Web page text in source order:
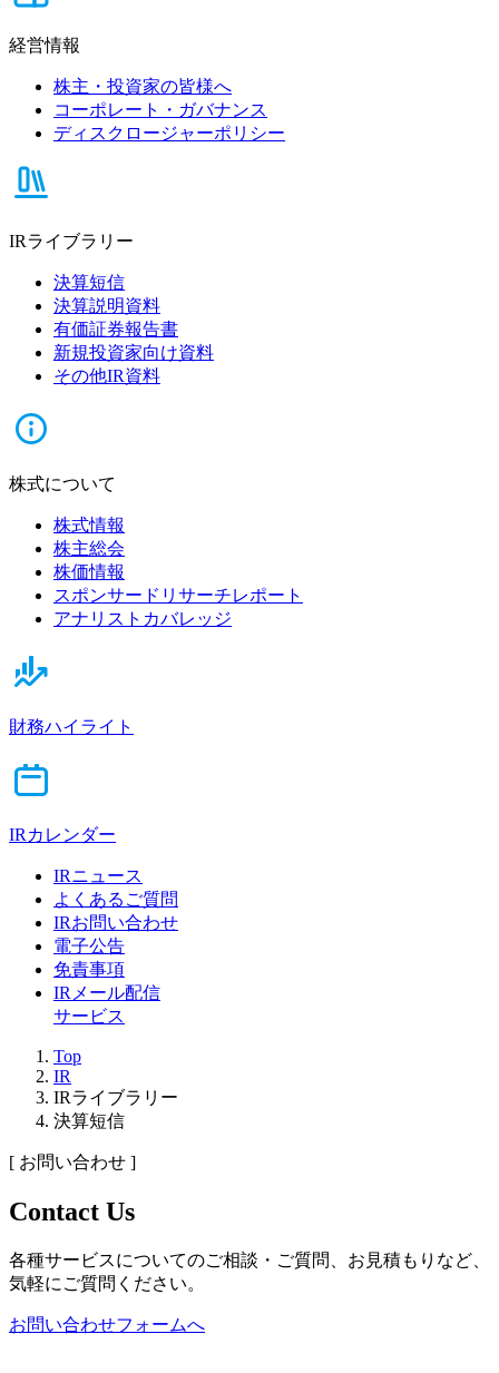
経営情報
株主・投資家の皆様へ
コーポレート・ガバナンス
ディスクロージャーポリシー
IRライブラリー
決算短信
決算説明資料
有価証券報告書
新規投資家向け資料
その他IR資料
株式について
株式情報
株主総会
株価情報
スポンサードリサーチレポート
アナリストカバレッジ
財務ハイライト
IRカレンダー
IRニュース
よくあるご質問
IRお問い合わせ
電子公告
免責事項
IRメール配信
サービス
Top
IR
IRライブラリー
決算短信
[ お問い合わせ ]
Contact Us
各種サービスについてのご相談・ご質問、お見積もりなど、
気軽にご質問ください。
お問い合わせフォームへ